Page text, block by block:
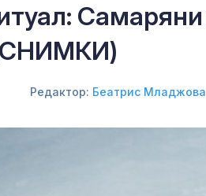
Редактор: Беатрис Младжова